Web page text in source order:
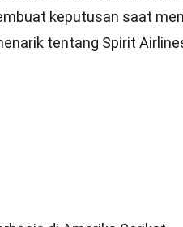
keputusan saat
tentang Spirit